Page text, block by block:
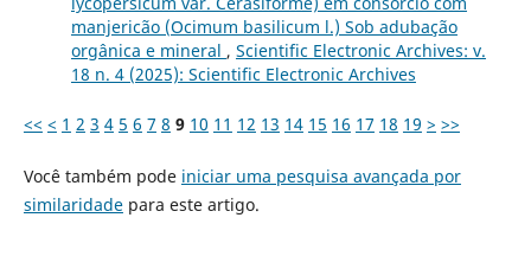
manjericão (Ocimum basilicum l.) Sob adubação
orgânica e mineral , Scientific Electronic Archives: v.
18 n. 4 (2025): Scientific Electronic Archives
<< < 1 2 3 4 5 6 7 8 9 10 11 12 13 14 15 16 17 18 19 > >>
Você também pode iniciar uma pesquisa avançada por
similaridadepara este artigo.